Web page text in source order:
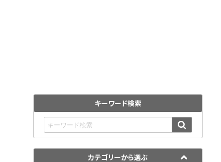
キーワード検索
カテゴリーから選ぶ